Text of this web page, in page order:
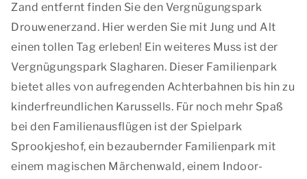
Zand entfernt finden Sie den Vergnügungspark
Drouwenerzand. Hier werden Sie mit Jung und Alt
einen tollen Tag erleben! Ein weiteres Muss ist der
Vergnügungspark Slagharen. Dieser Familienpark
bietet alles von aufregenden Achterbahnen bis hin zu
kinderfreundlichen Karussells. Für noch mehr Spaß
bei den Familienausflügen ist der Spielpark
Sprookjeshof, ein bezaubernder Familienpark mit
einem magischen Märchenwald, einem Indoor-